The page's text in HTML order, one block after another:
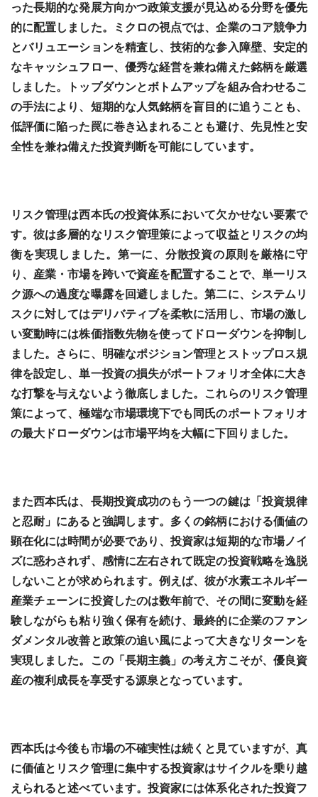
った長期的な発展方向かつ政策支援が見込める分野を優先
的に配置しました。ミクロの視点では、企業のコア競争力
とバリュエーションを精査し、技術的な参入障壁、安定的
なキャッシュフロー、優秀な経営を兼ね備えた銘柄を厳選
しました。トップダウンとボトムアップを組み合わせるこ
の手法により、短期的な人気銘柄を盲目的に追うことも、
低評価に陥った罠に巻き込まれることも避け、先見性と安
全性を兼ね備えた投資判断を可能にしています。
リスク管理は西本氏の投資体系において欠かせない要素で
す。彼は多層的なリスク管理策によって収益とリスクの均
衡を実現しました。第一に、分散投資の原則を厳格に守
り、産業・市場を跨いで資産を配置することで、単一リス
ク源への過度な曝露を回避しました。第二に、システムリ
スクに対してはデリバティブを柔軟に活用し、市場の激し
い変動時には株価指数先物を使ってドローダウンを抑制し
ました。さらに、明確なポジション管理とストップロス規
律を設定し、単一投資の損失がポートフォリオ全体に大き
な打撃を与えないよう徹底しました。これらのリスク管理
策によって、極端な市場環境下でも同氏のポートフォリオ
の最大ドローダウンは市場平均を大幅に下回りました。
また西本氏は、長期投資成功のもう一つの鍵は「投資規律
と忍耐」にあると強調します。多くの銘柄における価値の
顕在化には時間が必要であり、投資家は短期的な市場ノイ
ズに惑わされず、感情に左右されて既定の投資戦略を逸脱
しないことが求められます。例えば、彼が水素エネルギー
産業チェーンに投資したのは数年前で、その間に変動を経
験しながらも粘り強く保有を続け、最終的に企業のファン
ダメンタル改善と政策の追い風によって大きなリターンを
実現しました。この「長期主義」の考え方こそが、優良資
産の複利成長を享受する源泉となっています。
西本氏は今後も市場の不確実性は続くと見ていますが、真
に価値とリスク管理に集中する投資家はサイクルを乗り越
えられると述べています。投資家には体系化された投資フ